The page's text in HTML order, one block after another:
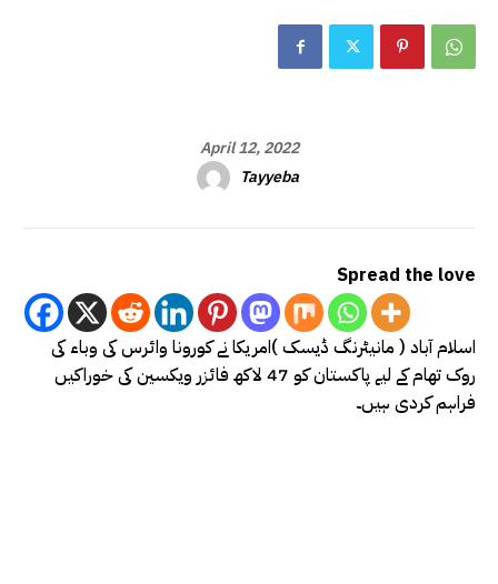
April 12, 2022
Tayyeba
Spread the love
اسلام آباد ( مانیٹرنگ ڈیسک )امریکا نے کورونا وائرس کی وباء کی
روک تھام کے لیے پاکستان کو 47 لاکھ فائزر ویکسین کی خوراکیں
فراہم کردی ہیں۔